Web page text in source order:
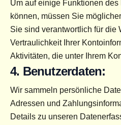
Um auf einige Funktionen
können, müssen Sie
Sie sind verantwortlich für die
Vertraulichkeit Ihrer
Aktivitäten, die unter Ihrem
4. Benutzerdaten:
Wir sammeln persönliche
Adressen und
Details zu unseren